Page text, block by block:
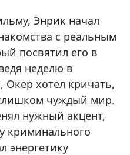
Энрик начал
с реальным
посвятил его в
неделю в
Окер хотел кричать,
чуждый мир.
нужный акцент,
криминального
энергетику